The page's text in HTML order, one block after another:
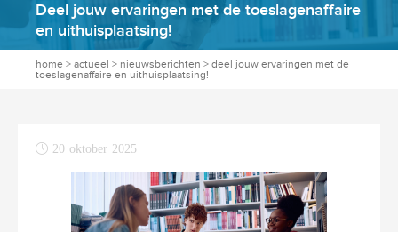
Deel jouw ervaringen met de toeslagenaffaire
en uithuisplaatsing!
home > actueel > nieuwsberichten > deel jouw ervaringen met de
toeslagenaffaire en uithuisplaatsing!
20 oktober 2025